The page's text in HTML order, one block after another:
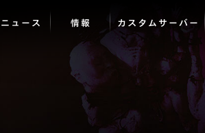
ニュース 情報 カスタムサーバー